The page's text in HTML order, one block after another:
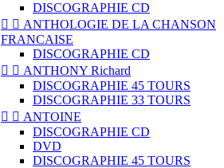
DISCOGRAPHIE CD
  ANTHOLOGIE DE LA CHANSON
FRANCAISE
DISCOGRAPHIE CD
  ANTHONY Richard
DISCOGRAPHIE 45 TOURS
DISCOGRAPHIE 33 TOURS
  ANTOINE
DISCOGRAPHIE CD
DVD
DISCOGRAPHIE 45 TOURS